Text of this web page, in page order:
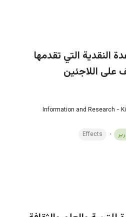
النقدية التي تقدمها
على اللاجئين
Information and Research -
Effects